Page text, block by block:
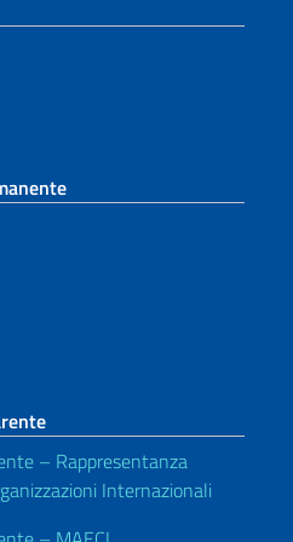
– Rappresentanza
Internazionali